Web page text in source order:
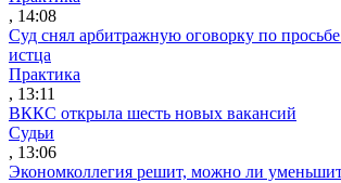
, 14:08
Суд снял арбитражную оговорку по
истца
Практика
, 13:11
ВККС открыла шесть новых вакансий
Судьи
, 13:06
Экономколлегия решит, можно ли